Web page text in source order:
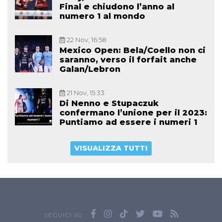
Final e chiudono l’anno al
numero 1 al mondo
22 Nov, 16:58
Mexico Open: Bela/Coello non ci
saranno, verso il forfait anche
Galan/Lebron
21 Nov, 15:33
Di Nenno e Stupaczuk
confermano l’unione per il 2023:
Puntiamo ad essere i numeri 1
VISUALIZZA TUTTI
SEGUICI SU